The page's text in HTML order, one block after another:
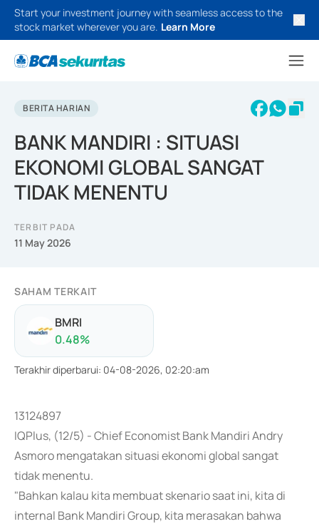
Start your investment journey with seamless access to the
stock market wherever you are. Learn More
BERITA HARIAN
BANK MANDIRI : SITUASI
EKONOMI GLOBAL SANGAT
TIDAK MENENTU
TERBIT PADA
11 May 2026
SAHAM TERKAIT
BMRI
0.48%
Terakhir diperbarui: 04-08-2026, 02:20:am
13124897
IQPlus, (12/5) - Chief Economist Bank Mandiri Andry
Asmoro mengatakan situasi ekonomi global sangat
tidak menentu.
"Bahkan kalau kita membuat skenario saat ini, kita di
internal Bank Mandiri Group, kita merasakan bahwa